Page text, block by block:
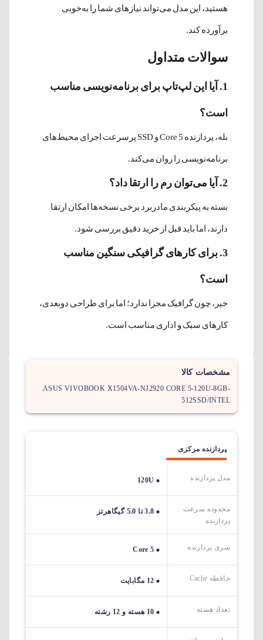
هستید، این مدل می‌تواند نیازهای شما را به‌خوبی
برآورده کند.
سوالات متداول
1. آیا این لپ‌تاپ برای برنامه‌نویسی مناسب
است؟
بله، پردازنده Core 5 و SSD پرسرعت اجرای محیط‌های
برنامه‌نویسی را روان می‌کند.
2. آیا می‌توان رم را ارتقا داد؟
بسته به پیکربندی مادربرد برخی نسخه‌ها امکان ارتقا
دارند، اما باید قبل از خرید دقیق بررسی شود.
3. برای کارهای گرافیکی سنگین مناسب
است؟
خیر، چون گرافیک مجزا ندارد؛ اما برای طراحی دوبعدی،
کارهای سبک و اداری مناسب است.
مشخصات کالا
ASUS VIVOBOOK X1504VA-NJ2920 CORE 5-120U-8GB-
512SSD/INTEL
پردازنده مرکزی
مدل پردازنده 120U
محدوده سرعت
پردازنده
3.8 تا 5.0 گیگاهرتز
سری پردازنده Core 5
حافظه Cache 12 مگابایت
تعداد هسته 10 هسته و 12 رشته